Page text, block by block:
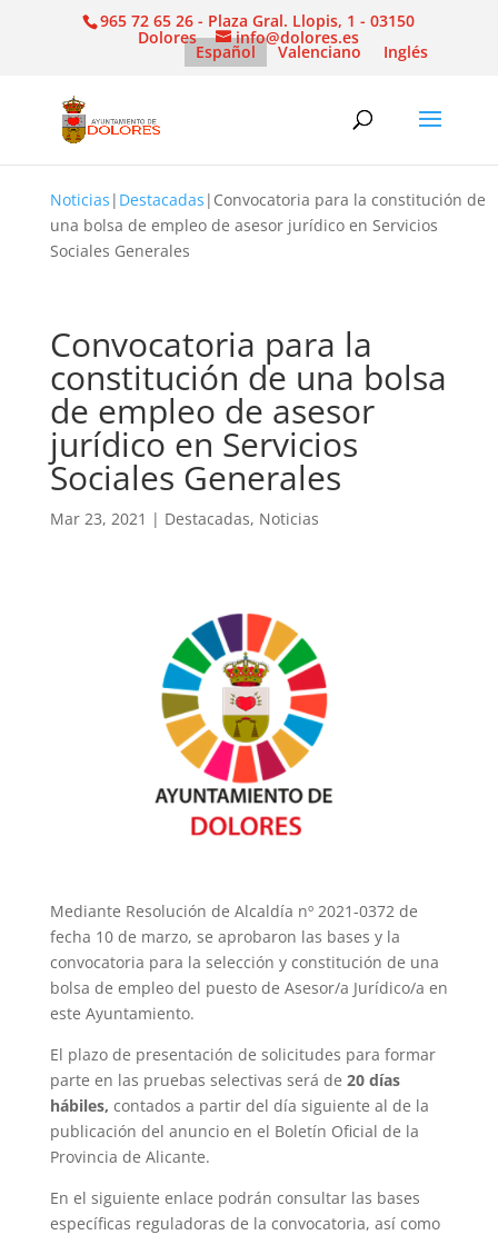
965 72 65 26 - Plaza Gral. Llopis, 1 - 03150
Dolores info@dolores.es
Español Valenciano Inglés
Noticias | Destacadas | Convocatoria para la constitución de
una bolsa de empleo de asesor jurídico en Servicios
Sociales Generales
Convocatoria para la
constitución de una bolsa
de empleo de asesor
jurídico en Servicios
Sociales Generales
Mar 23, 2021 | Destacadas, Noticias
Mediante Resolución de Alcaldía nº 2021-0372 de
fecha 10 de marzo, se aprobaron las bases y la
convocatoria para la selección y constitución de una
bolsa de empleo del puesto de Asesor/a Jurídico/a en
este Ayuntamiento.
El plazo de presentación de solicitudes para formar
parte en las pruebas selectivas será de 20 días
hábiles, contados a partir del día siguiente al de la
publicación del anuncio en el Boletín Oficial de la
Provincia de Alicante.
En el siguiente enlace podrán consultar las bases
específicas reguladoras de la convocatoria, así como